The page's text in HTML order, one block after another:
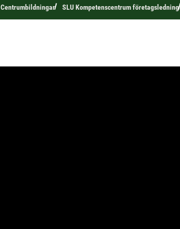
Centrumbildningar SLU Kompetenscentrum företagsledning